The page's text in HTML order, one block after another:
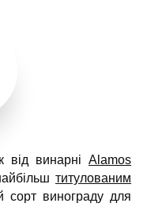
від винарні Alamos
титулованим
сорт винограду для